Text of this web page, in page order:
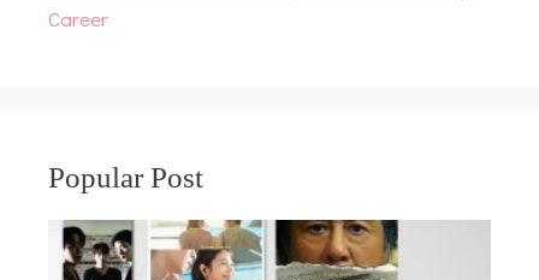
Career
Popular Post